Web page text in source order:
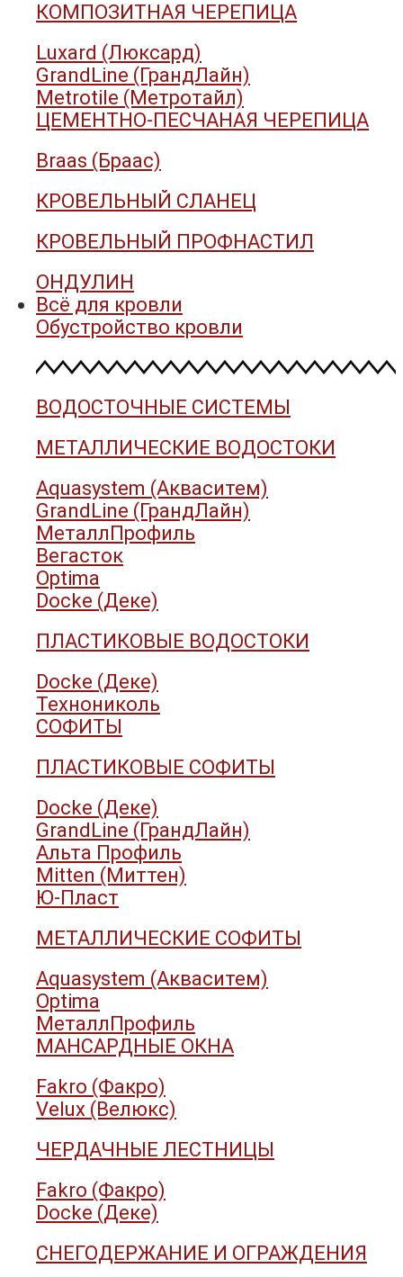
КОМПОЗИТНАЯ ЧЕРЕПИЦА
Luxard (Люксард)
GrandLine (ГрандЛайн)
Metrotile (Метротайл)
ЦЕМЕНТНО-ПЕСЧАНАЯ ЧЕРЕПИЦА
Braas (Браас)
КРОВЕЛЬНЫЙ СЛАНЕЦ
КРОВЕЛЬНЫЙ ПРОФНАСТИЛ
ОНДУЛИН
Всё для кровли
Обустройство кровли
ВОДОСТОЧНЫЕ СИСТЕМЫ
МЕТАЛЛИЧЕСКИЕ ВОДОСТОКИ
Aquasystem (Акваситем)
GrandLine (ГрандЛайн)
МеталлПрофиль
Вегасток
Optima
Docke (Деке)
ПЛАСТИКОВЫЕ ВОДОСТОКИ
Docke (Деке)
Технониколь
СОФИТЫ
ПЛАСТИКОВЫЕ СОФИТЫ
Docke (Деке)
GrandLine (ГрандЛайн)
Альта Профиль
Mitten (Миттен)
Ю-Пласт
МЕТАЛЛИЧЕСКИЕ СОФИТЫ
Aquasystem (Акваситем)
Optima
МеталлПрофиль
МАНСАРДНЫЕ ОКНА
Fakro (Факро)
Velux (Велюкс)
ЧЕРДАЧНЫЕ ЛЕСТНИЦЫ
Fakro (Факро)
Docke (Деке)
СНЕГОДЕРЖАНИЕ И ОГРАЖДЕНИЯ